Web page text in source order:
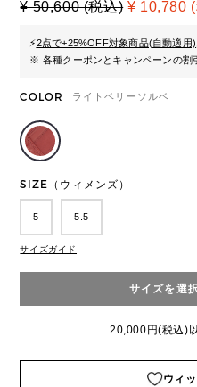
¥ 50,600 (税込) ¥ 10,780
⚡2点で+25%OFF対象商品(自動適用)
※ 各種クーポンとキャンペーンの割
COLOR ライトベリーソルベ
SIZE（ウィメンズ）
5 5.5
サイズガイド
サイズを選
20,000円(税込)
ウィ